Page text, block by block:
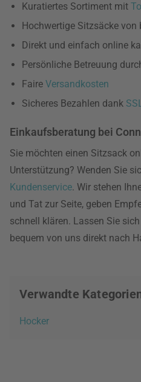
Kuratiertes Sortiment mit
Hochwertige Sitzsäcke von
Direkt und einfach online
Persönliche Betreuung
Faire Versandkosten
Sicheres Bezahlen dank
Einkaufsberatung bei
Sie möchten einen Sitzsack
Unterstützung? Wenden Sie
Kundenservice. Wir stehen
und Tat zur Seite, geben
schnell klären. Lassen Sie
bequem von uns direkt nach
Verwandte
Hocker